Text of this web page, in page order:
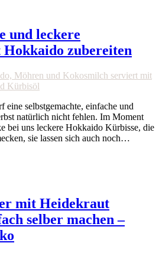
und leckere
zubereiten
eine selbstgemachte, einfache und
natürlich nicht fehlen. Im Moment
bei uns leckere Hokkaido Kürbisse, die
sie lassen sich auch noch…
mit Heidekraut
selber machen –